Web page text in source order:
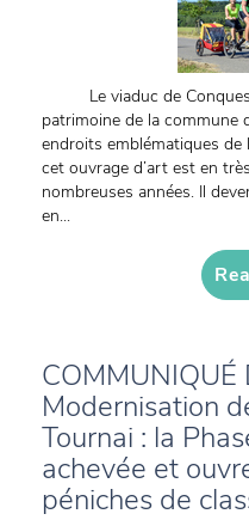
Le viaduc de Conques
patrimoine de la commune
endroits emblématiques de
cet ouvrage d’art est en
nombreuses années. Il
en...
COMMUNIQUÉ
Modernisation
Tournai : la
achevée et
péniches de